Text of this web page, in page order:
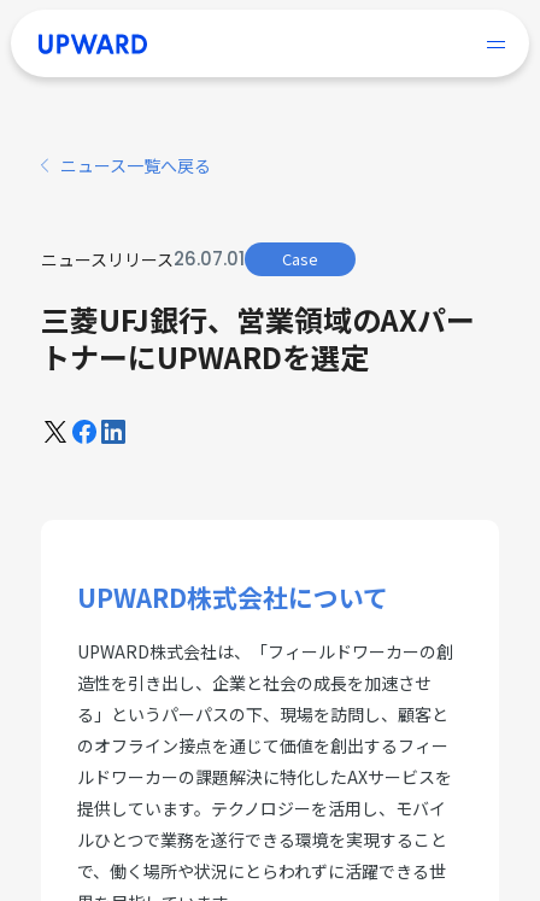
ニュース一覧へ戻る
ニュースリリース26.07.01 Case
三菱UFJ銀行、営業領域のAXパー
トナーにUPWARDを選定
UPWARD株式会社について
UPWARD株式会社は、「フィールドワーカーの創
造性を引き出し、企業と社会の成長を加速させ
る」というパーパスの下、現場を訪問し、顧客と
のオフライン接点を通じて価値を創出するフィー
ルドワーカーの課題解決に特化したAXサービスを
提供しています。テクノロジーを活用し、モバイ
ルひとつで業務を遂行できる環境を実現すること
で、働く場所や状況にとらわれずに活躍できる世